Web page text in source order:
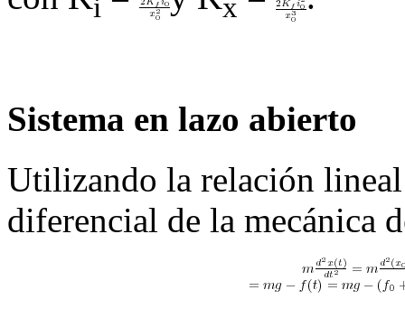
i x
Sistema en lazo abierto
Utilizando la relación
diferencial de la mecánica